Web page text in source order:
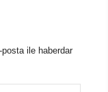
ile haberdar